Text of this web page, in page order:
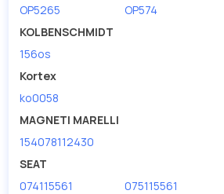
OP5265
OP574
KOLBENSCHMIDT
156os
Kortex
ko0058
MAGNETI MARELLI
154078112430
SEAT
074115561
075115561